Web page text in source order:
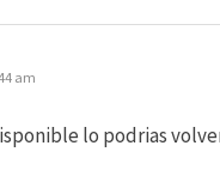
am
lo podrias